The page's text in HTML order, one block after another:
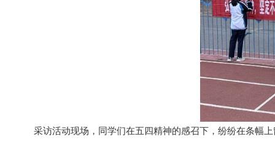
采访活动现场，同学们在五四精神的感召下，纷纷在条幅